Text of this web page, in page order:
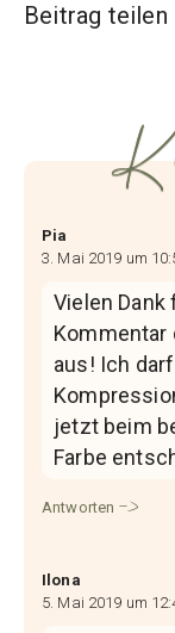
Beitrag teilen
Pia
3. Mai 2019 um
Vielen Dank
Kommentar
aus! Ich
jetzt beim
Farbe
Antworten
Ilona
5. Mai 2019 um